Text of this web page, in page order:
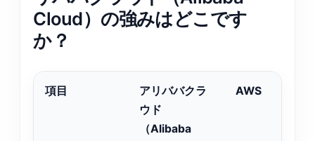
Cloud）の強みはどこです
か？
項目
アリババクラ
ウド
（Alibaba
AWS